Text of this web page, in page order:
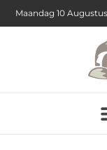
Maandag 10